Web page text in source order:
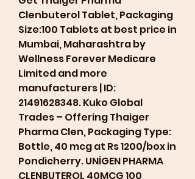
Clenbuterol Tablet, Packaging
Size:100 Tablets at best price in
Mumbai, Maharashtra by
Wellness Forever Medicare
Limited and more
manufacturers | ID:
21491628348. Kuko Global
Trades – Offering Thaiger
Pharma Clen, Packaging Type:
Bottle, 40 mcg at Rs 1200/box in
Pondicherry. UNİGEN PHARMA
CLENBUTEROL 40MCG 100